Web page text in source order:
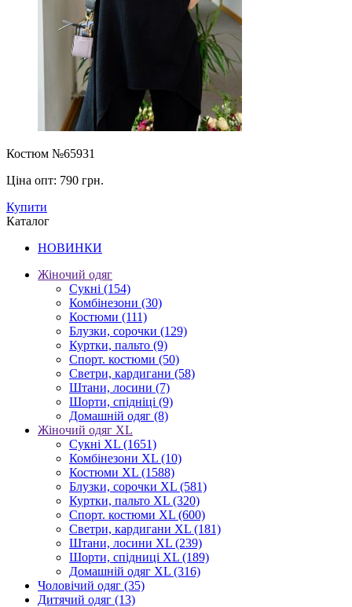
Костюм №65931
Ціна опт: 790 грн.
Купити
Каталог
НОВИНКИ
Жіночий одяг
Сукні (154)
Комбінезони (30)
Костюми (111)
Блузки, сорочки (129)
Куртки, пальто (9)
Спорт. костюми (50)
Светри, кардигани (58)
Штани, лосини (7)
Шорти, спідніці (9)
Домашній одяг (8)
Жіночий одяг XL
Cукні XL (1651)
Комбінезони XL (10)
Костюми XL (1588)
Блузки, сорочки XL (581)
Куртки, пальто XL (320)
Спорт. костюми XL (600)
Светри, кардигани XL (181)
Штани, лосини XL (239)
Шорти, спідниці XL (189)
Домашній одяг XL (316)
Чоловічий одяг (35)
Дитячий одяг (13)